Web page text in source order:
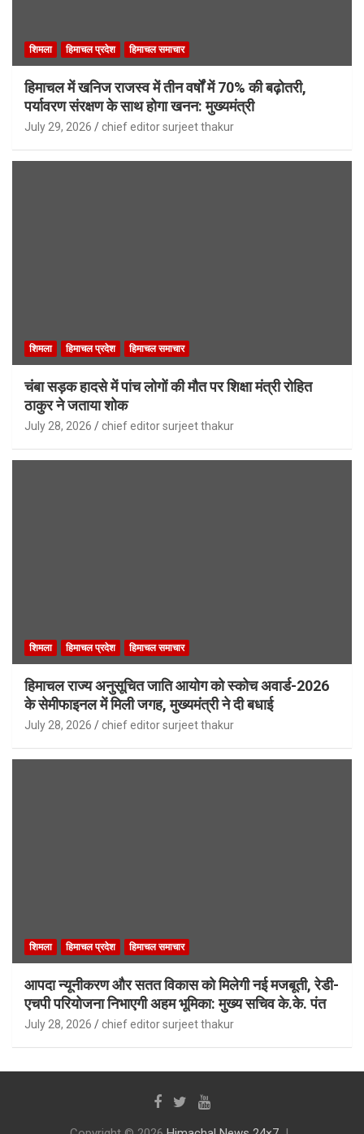
शिमला हिमाचल प्रदेश हिमाचल समाचार
हिमाचल में खनिज राजस्व में तीन वर्षों में 70% की बढ़ोतरी,
पर्यावरण संरक्षण के साथ होगा खनन: मुख्यमंत्री
July 29, 2026 chief editor surjeet thakur
शिमला हिमाचल प्रदेश हिमाचल समाचार
चंबा सड़क हादसे में पांच लोगों की मौत पर शिक्षा मंत्री रोहित
ठाकुर ने जताया शोक
July 28, 2026 chief editor surjeet thakur
शिमला हिमाचल प्रदेश हिमाचल समाचार
हिमाचल राज्य अनुसूचित जाति आयोग को स्कोच अवार्ड-2026
के सेमीफाइनल में मिली जगह, मुख्यमंत्री ने दी बधाई
July 28, 2026 chief editor surjeet thakur
शिमला हिमाचल प्रदेश हिमाचल समाचार
आपदा न्यूनीकरण और सतत विकास को मिलेगी नई मजबूती, रेडी-
एचपी परियोजना निभाएगी अहम भूमिका: मुख्य सचिव के.के. पंत
July 28, 2026 chief editor surjeet thakur